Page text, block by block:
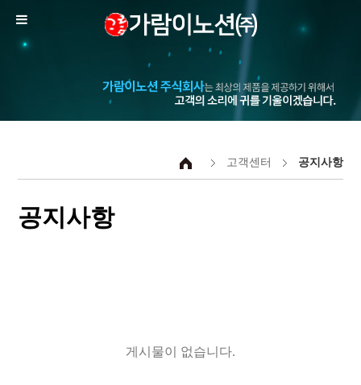
고객센터 공지사항
공지사항
게시물이 없습니다.